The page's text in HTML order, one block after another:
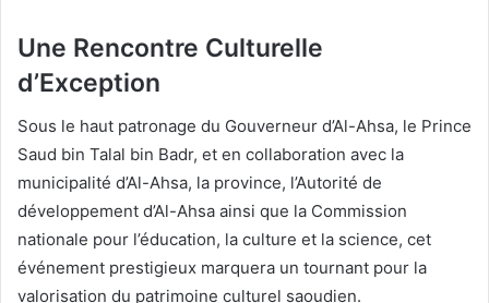
Une Rencontre Culturelle
d’Exception
Sous le haut patronage du Gouverneur d’Al-Ahsa, le Prince
Saud bin Talal bin Badr, et en collaboration avec la
municipalité d’Al-Ahsa, la province, l’Autorité de
développement d’Al-Ahsa ainsi que la Commission
nationale pour l’éducation, la culture et la science, cet
événement prestigieux marquera un tournant pour la
valorisation du patrimoine culturel saoudien.